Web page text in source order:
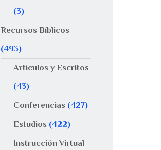
(3)
Recursos Bíblicos
(493)
Artículos y Escritos
(43)
Conferencias (427)
Estudios (422)
Instrucción Virtual